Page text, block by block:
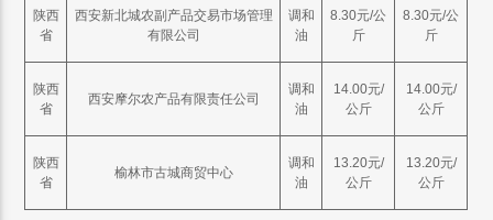
陕西
省
西安新北城农副产品交易市场管理
有限公司
调和
油
8.30元/公
斤
8.30元/公
斤
陕西
省
西安摩尔农产品有限责任公司
调和
油
14.00元/
公斤
14.00元/
公斤
陕西
省
榆林市古城商贸中心
调和
油
13.20元/
公斤
13.20元/
公斤